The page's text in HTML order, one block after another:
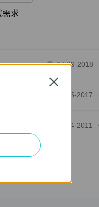
需求
07-09-2018
11-15-2017
11-04-2011
Close